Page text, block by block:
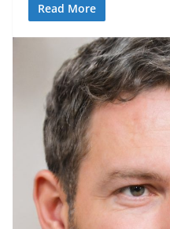
Read More